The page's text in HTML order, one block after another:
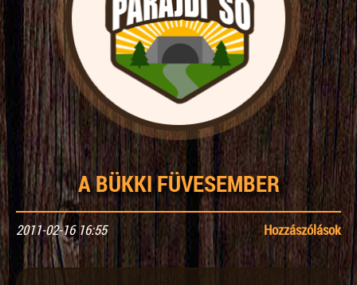
A BÜKKI FÜVESEMBER
2011-02-16 16:55 Hozzászólások